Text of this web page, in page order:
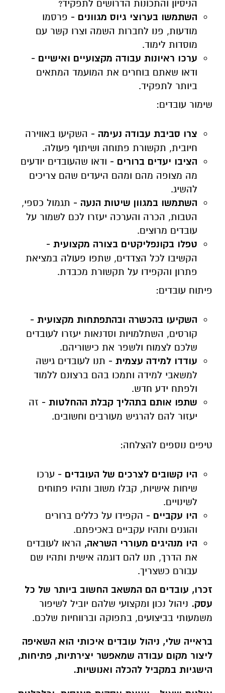
הניסיון והתכונות הדרושים לתפקיד?
השתמשו בערוצי גיוס מגוונים - פרסמו
מודעות, פנו לחברות השמה וצרו קשר עם
מוסדות לימוד.
ערכו ראיונות עבודה מקצועיים ואישיים -
ודאו שאתם בוחרים את המועמד המתאים
ביותר לתפקיד.
שימור עובדים:
צרו סביבת עבודה נעימה - השקיעו באווירה
חיובית, תקשורת פתוחה ושיתוף פעולה.
הציבו יעדים ברורים - ודאו שהעובדים יודעים
מה מצופה מהם ומהם היעדים שהם צריכים
להשיג.
השתמשו במגוון שיטות הנעה - תגמול כספי,
הטבות, הכרה והערכה יעזרו לכם לשמור על
עובדים מרוצים.
טפלו בקונפליקטים בצורה מקצועית -
הקשיבו לכל הצדדים, שתפו פעולה במציאת
פתרון והקפידו על תקשורת מכבדת.
פיתוח עובדים:
השקיעו בהכשרה ובהתפתחות מקצועית -
קורסים, השתלמויות וסדנאות יעזרו לעובדים
שלכם לצמוח ולשפר את כישוריהם.
עודדו למידה עצמית - תנו לעובדים גישה
למשאבי למידה ותמכו בהם ברצונם ללמוד
ולפתח ידע חדש.
שתפו אותם בתהליך קבלת ההחלטות - זה
יעזור להם להרגיש מעורבים וחשובים.
טיפים נוספים להצלחה:
היו קשובים לצרכים של העובדים - ערכו
שיחות אישיות, קבלו משוב ותהיו פתוחים
לשינויים.
היו עקביים - הקפידו על כללים ברורים
והוגנים ותהיו עקביים באכיפתם.
היו מנהיגים מעוררי השראה, הראו לעובדים
את הדרך, תנו להם דוגמה אישית ותהיו שם
עבורם כשצריך.
זכרו, עובדים הם המשאב החשוב ביותר של כל
עסק. ניהול נכון ומקצועי שלהם יוביל לשיפור
משמעותי בביצועים, בתפוקה וברווחיות שלכם.
בראייה שלי, ניהול עובדים איכותי הוא השאיפה
ליצור מקום עבודה שמאפשר יצירתיות, פתיחות,
הישגיות במקביל להכלה ואנושיות.